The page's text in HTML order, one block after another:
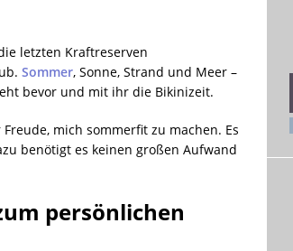
letzten Kraftreserven
Sommer, Sonne, Strand und Meer –
bevor und mit ihr die Bikinizeit.
mich sommerfit zu machen. Es
benötigt es keinen großen Aufwand
persönlichen